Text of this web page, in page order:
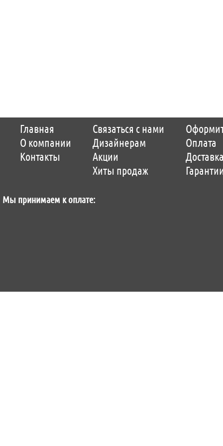
Главная
О компании
Контакты
Связаться с нами
Дизайнерам
Акции
Хиты продаж
Оплата
Мы принимаем к оплате:
Copyright © 2014-2026 Parquet-pol.ru. Разработка ItCompany
Продвижение сайтов by «ВзлЁт»